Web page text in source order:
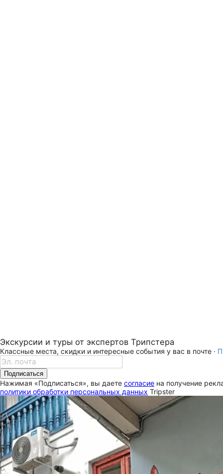
Экскурсии и туры от экспертов Трипстера
Классные места, скидки и интересные события у вас в почте ·
Подписаться
Нажимая «Подписаться», вы даете согласие на получение
политики обработки персональных данных Tripster